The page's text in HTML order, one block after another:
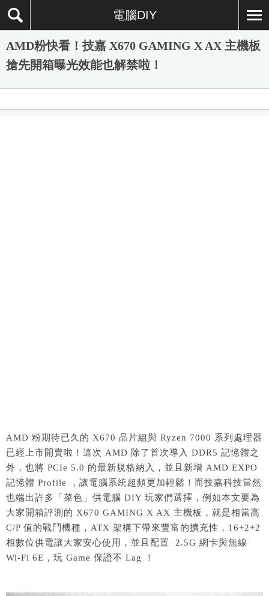
電腦DIY
AMD粉快看！技嘉 X670 GAMING X AX 主機板
搶先開箱曝光效能也解禁啦！
AMD 粉期待已久的 X670 晶片組與 Ryzen 7000 系列處理器
已經上市開賣啦！這次 AMD 除了首次導入 DDR5 記憶體之
外，也將 PCIe 5.0 的最新規格納入，並且新增 AMD EXPO
記憶體 Profile ，讓電腦系統超頻更加輕鬆！而技嘉科技當然
也端出許多「菜色」供電腦 DIY 玩家們選擇，例如本文要為
大家開箱評測的 X670 GAMING X AX 主機板，就是相當高
C/P 值的戰鬥機種，ATX 架構下帶來豐富的擴充性，16+2+2
相數位供電讓大家安心使用，並且配置 2.5G 網卡與無線
Wi-Fi 6E，玩 Game 保證不 Lag ！